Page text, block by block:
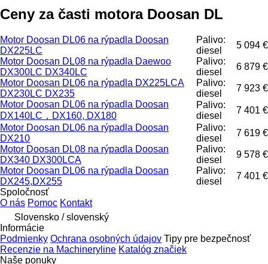
Ceny za časti motora Doosan DL
Motor Doosan DL06 na rýpadla Doosan
DX225LC
Palivo:
diesel
5 094 €
Motor Doosan DL08 na rýpadla Daewoo
DX300LC DX340LC
Palivo:
diesel
6 879 €
Motor Doosan DL06 na rýpadla DX225LCA
DX230LC DX235
Palivo:
diesel
7 923 €
Motor Doosan DL06 na rýpadla Doosan
DX140LC，DX160, DX180
Palivo:
diesel
7 401 €
Motor Doosan DL06 na rýpadla Doosan
DX210
Palivo:
diesel
7 619 €
Motor Doosan DL08 na rýpadla Doosan
DX340 DX300LCA
Palivo:
diesel
9 578 €
Motor Doosan DL06 na rýpadla Doosan
DX245,DX255
Palivo:
diesel
7 401 €
Spoločnosť
O nás Pomoc Kontakt
Slovensko / slovenský
Informácie
Podmienky Ochrana osobných údajov Tipy pre bezpečnosť
Recenzie na Machineryline Katalóg značiek
Naše ponuky